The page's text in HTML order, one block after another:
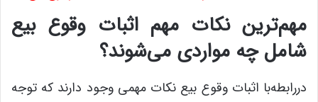
مهم‌ترین نکات مهم اثبات وقوع بیع
شامل چه مواردی می‌شوند؟
دررابطه‌با اثبات وقوع بیع نکات مهمی وجود دارند که توجه